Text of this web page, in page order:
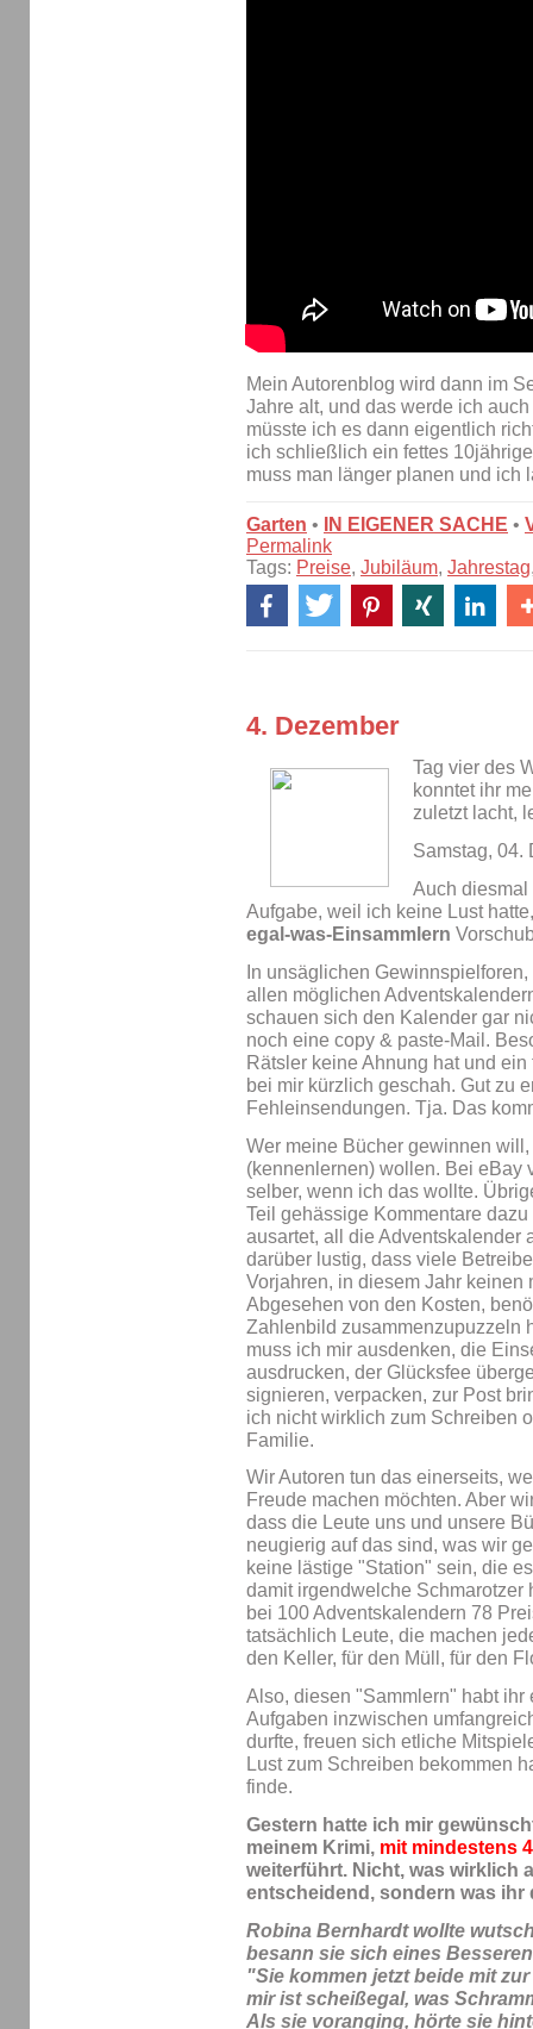
Mein Autorenblog wird dann im
Jahre alt, und das werde ich
müsste ich es dann eigentlich
ich schließlich ein fettes
muss man länger planen und ich
Garten • IN EIGENER SACHE •
Permalink
Tags: Preise, Jubiläum, Jahrestag
4. Dezember
Tag vier des
konntet ihr
zuletzt lacht,
Samstag, 04.
Auch
Aufgabe, weil ich keine Lust
egal-was-Einsammlern
In unsäglichen
allen möglichen
schauen sich den Kalender gar
noch eine copy & paste-Mail.
Rätsler keine Ahnung hat und
bei mir kürzlich geschah. Gut zu
Fehleinsendungen. Tja. Das
Wer meine Bücher gewinnen
(kennenlernen) wollen. Bei eBay
selber, wenn ich das wollte.
Teil gehässige Kommentare
ausartet, all die Adventskalender
darüber lustig, dass viele
Vorjahren, in diesem Jahr keinen
Abgesehen von den Kosten,
Zahlenbild zusammenzupuzzeln
muss ich mir ausdenken, die
ausdrucken, der Glücksfee
signieren, verpacken, zur Post
ich nicht wirklich zum Schreiben
Familie.
Wir Autoren tun das einerseits,
Freude machen möchten. Aber
dass die Leute uns und unsere
neugierig auf das sind, was wir
keine lästige "Station" sein, die
damit irgendwelche Schmarotzer
bei 100 Adventskalendern 78
tatsächlich Leute, die machen
den Keller, für den Müll, für den
Also, diesen "Sammlern" habt
Aufgaben inzwischen
durfte, freuen sich etliche
Lust zum Schreiben bekommen
finde.
Gestern hatte ich mir
meinem Krimi, mit mindestens
weiterführt. Nicht, was wirklich
entscheidend, sondern was ihr
Robina Bernhardt wollte
besann sie sich eines
"Sie kommen jetzt beide mit
mir ist scheißegal, was
Als sie voranging, hörte sie